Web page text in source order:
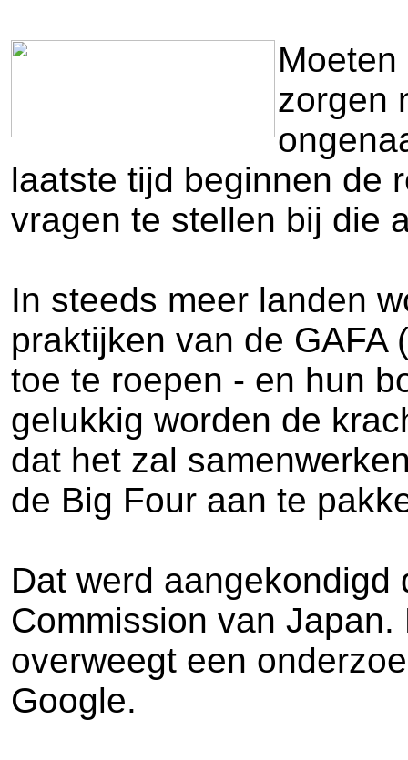
zorgen
laatste tijd beginnen de
vragen te stellen bij die
In steeds meer landen
praktijken van de GAFA
toe te roepen - en hun
gelukkig worden de
dat het zal
de Big Four aan te
Dat werd
Commission van
overweegt een
Google.